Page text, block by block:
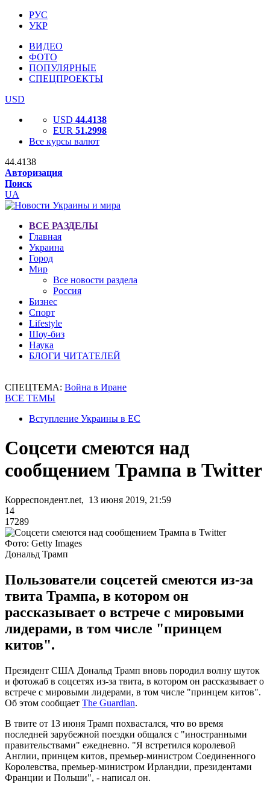
РУС
УКР
ВИДЕО
ФОТО
ПОПУЛЯРНЫЕ
СПЕЦПРОЕКТЫ
USD
USD 44.4138
EUR 51.2998
Все курсы валют
44.4138
Авторизация
Поиск
UA
ВСЕ РАЗДЕЛЫ
Главная
Украина
Город
Мир
Все новости раздела
Россия
Бизнес
Спорт
Lifestyle
Шоу-биз
Наука
БЛОГИ ЧИТАТЕЛЕЙ
СПЕЦТЕМА: Война в Иране
ВСЕ ТЕМЫ
Вступление Украины в ЕС
Соцсети смеются над
сообщением Трампа в Twitter
Корреспондент.net, 13 июня 2019, 21:59
14
17289
Фото: Getty Images
Дональд Трамп
Пользователи соцсетей смеются из-за
твита Трампа, в котором он
рассказывает о встрече с мировыми
лидерами, в том числе "принцем
китов".
Президент США Дональд Трамп вновь породил волну шуток
и фотожаб в соцсетях из-за твита, в котором он рассказывает о
встрече с мировыми лидерами, в том числе "принцем китов".
Об этом сообщает The Guardian.
В твите от 13 июня Трамп похвастался, что во время
последней зарубежной поездки общался с "иностранными
правительствами" ежедневно. "Я встретился королевой
Англии, принцем китов, премьер-министром Соединенного
Королевства, премьер-министром Ирландии, президентами
Франции и Польши", - написал он.